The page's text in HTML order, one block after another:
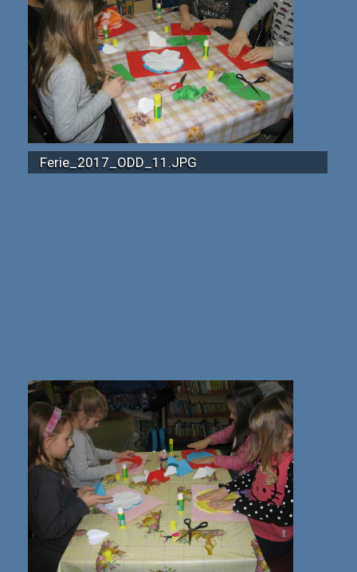
Ferie_2017_ODD_11.JPG